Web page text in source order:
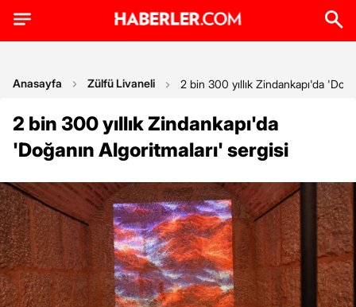
Anasayfa Zülfü Livaneli 2 bin 300 yıllık Zindankapı'da
2 bin 300 yıllık Zindankapı'da
'Doğanın Algoritmaları' sergisi